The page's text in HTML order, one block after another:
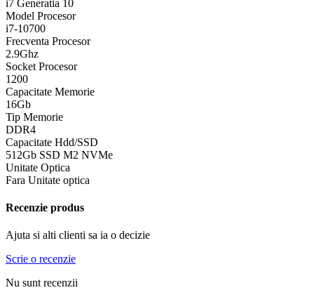
i7 Generatia 10
Model Procesor
i7-10700
Frecventa Procesor
2.9Ghz
Socket Procesor
1200
Capacitate Memorie
16Gb
Tip Memorie
DDR4
Capacitate Hdd/SSD
512Gb SSD M2 NVMe
Unitate Optica
Fara Unitate optica
Recenzie produs
Ajuta si alti clienti sa ia o decizie
Scrie o recenzie
Nu sunt recenzii